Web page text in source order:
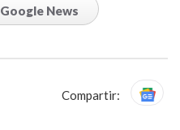
Google News
Compartir: